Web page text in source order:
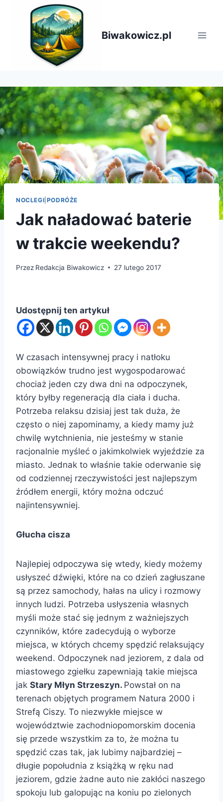
Biwakowicz.pl
NOCLEGI PODRÓŻE
Jak naładować baterie
w trakcie weekendu?
Przez Redakcja Biwakowicz 27 lutego 2017
Udostępnij ten artykuł
W czasach intensywnej pracy i natłoku
obowiązków trudno jest wygospodarować
chociaż jeden czy dwa dni na odpoczynek,
który byłby regeneracją dla ciała i ducha.
Potrzeba relaksu dzisiaj jest tak duża, że
często o niej zapominamy, a kiedy mamy już
chwilę wytchnienia, nie jesteśmy w stanie
racjonalnie myśleć o jakimkolwiek wyjeździe za
miasto. Jednak to właśnie takie oderwanie się
od codziennej rzeczywistości jest najlepszym
źródłem energii, który można odczuć
najintensywniej.
Głucha cisza
Najlepiej odpoczywa się wtedy, kiedy możemy
usłyszeć dźwięki, które na co dzień zagłuszane
są przez samochody, hałas na ulicy i rozmowy
innych ludzi. Potrzeba usłyszenia własnych
myśli może stać się jednym z ważniejszych
czynników, które zadecydują o wyborze
miejsca, w których chcemy spędzić relaksujący
weekend. Odpoczynek nad jeziorem, z dala od
miastowego zgiełku zapewniają takie miejsca
jak Stary Młyn Strzeszyn. Powstał on na
terenach objętych programem Natura 2000 i
Strefą Ciszy. To niezwykłe miejsce w
województwie zachodniopomorskim docenia
się przede wszystkim za to, że można tu
spędzić czas tak, jak lubimy najbardziej –
długie popołudnia z książką w ręku nad
jeziorem, gdzie żadne auto nie zakłóci naszego
spokoju lub galopując na koniu po zielonych